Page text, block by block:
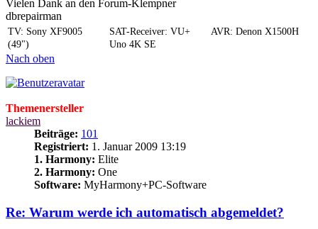
Vielen Dank an den Forum-Klempner
dbrepairman
TV: Sony XF9005
(49")
SAT-Receiver: VU+
Uno 4K SE
AVR: Denon X1500H
Nach oben
Themenersteller
lackiem
Beiträge: 101
Registriert: 1. Januar 2009 13:19
1. Harmony: Elite
2. Harmony: One
Software: MyHarmony+PC-Software
Re: Warum werde ich automatisch abgemeldet?